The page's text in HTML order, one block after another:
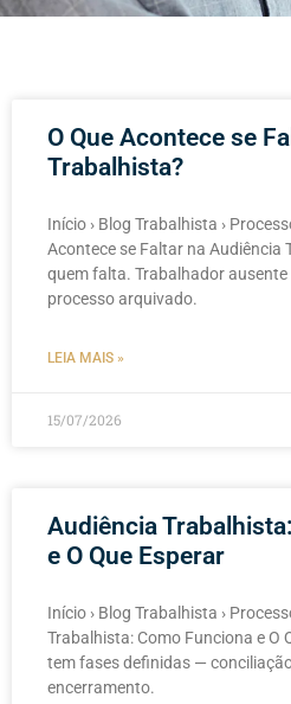
O Que Acontece se
Trabalhista?
Início › Blog Trabalhista ›
Acontece se Faltar na Audiência
quem falta. Trabalhador
processo arquivado.
LEIA MAIS »
15/07/2026
Audiência
e O Que Esperar
Início › Blog Trabalhista ›
Trabalhista: Como Funciona e O
tem fases definidas —
encerramento.